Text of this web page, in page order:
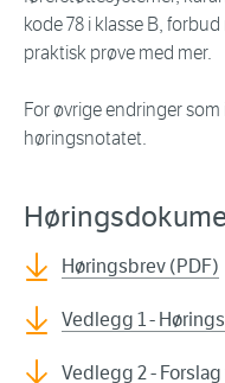
kode 78 i klasse B,
praktisk prøve med mer.
For øvrige endringer som
høringsnotatet.
Høringsbrev (PDF)
Vedlegg 1 -
Vedlegg 2 -